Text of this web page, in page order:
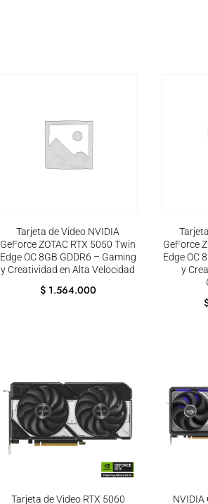
Tarjeta de Video NVIDIA
GeForce ZOTAC RTX 5050 Twin
Edge OC 8GB GDDR6 – Gaming
y Creatividad en Alta Velocidad
$1.564.000
GeForce
Edge OC
y
Tarjeta de Video RTX 5060
NVIDIA